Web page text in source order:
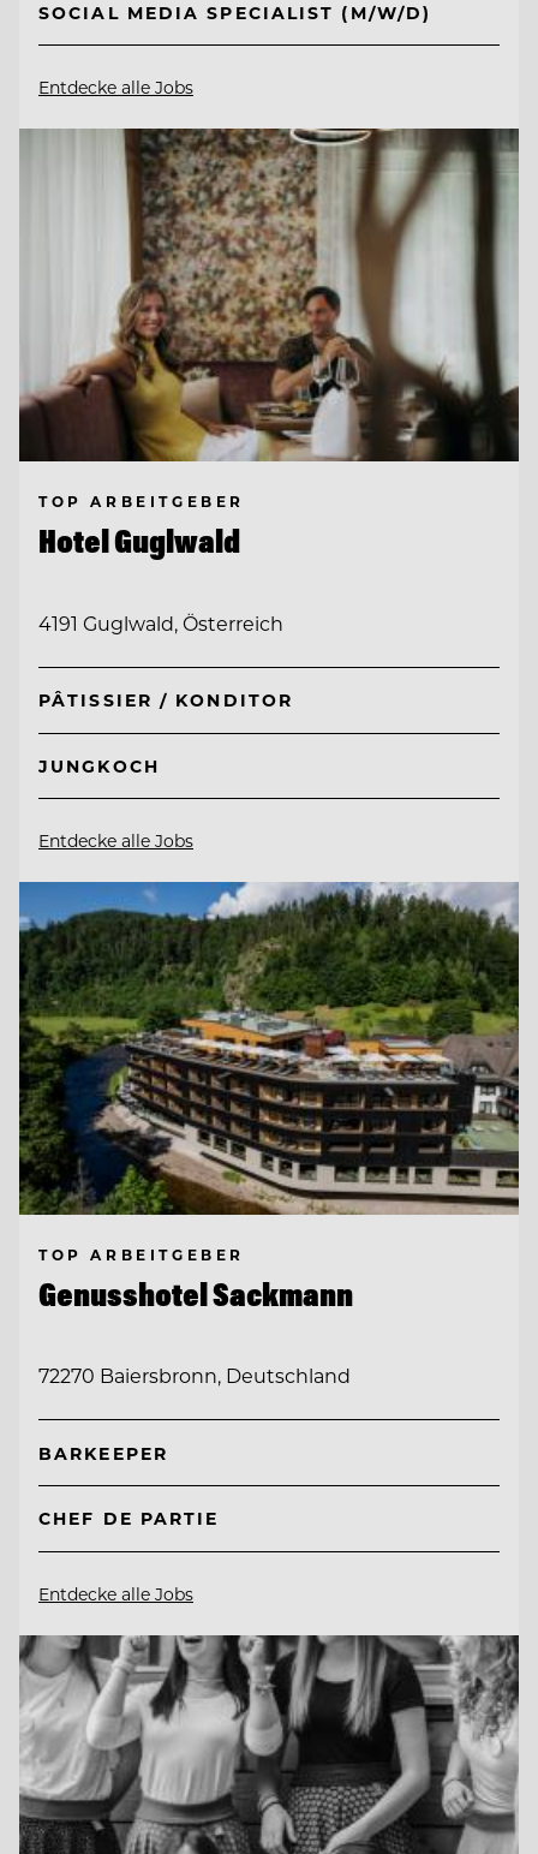
SOCIAL MEDIA SPECIALIST (M/W/D)
Entdecke alle Jobs
TOP ARBEITGEBER
Hotel Guglwald
4191 Guglwald, Österreich
PÂTISSIER / KONDITOR
JUNGKOCH
Entdecke alle Jobs
TOP ARBEITGEBER
Genusshotel Sackmann
72270 Baiersbronn, Deutschland
BARKEEPER
CHEF DE PARTIE
Entdecke alle Jobs